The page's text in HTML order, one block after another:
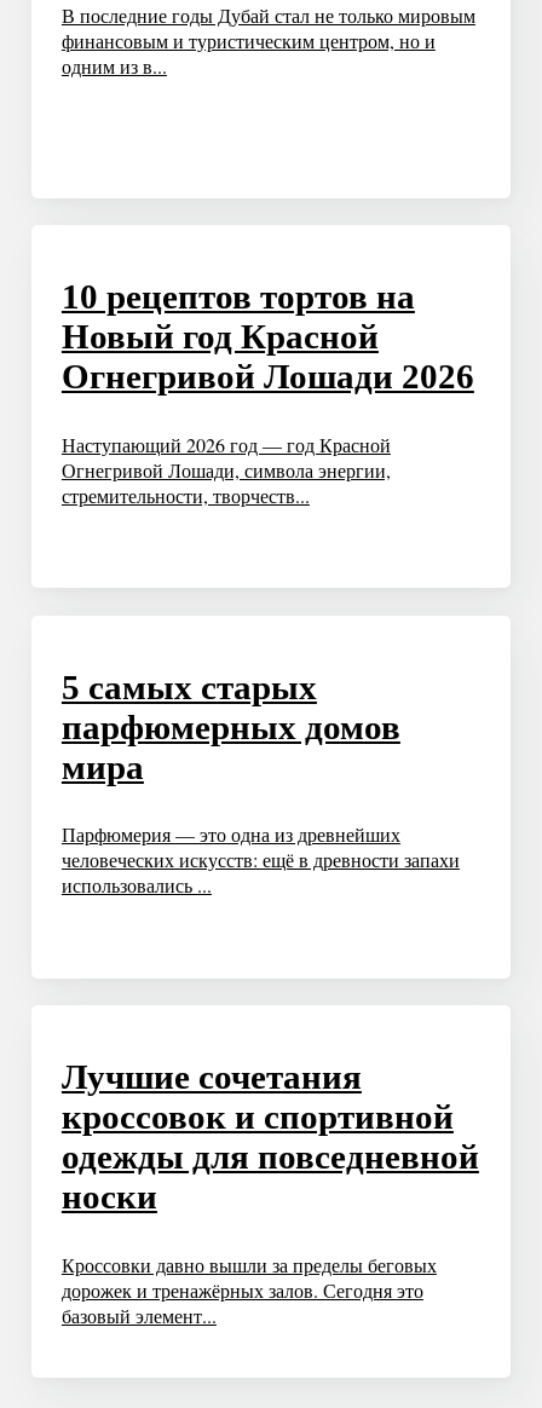
В последние годы Дубай стал не только мировым
финансовым и туристическим центром, но и
одним из в...
10 рецептов тортов на
Новый год Красной
Огнегривой Лошади 2026
Наступающий 2026 год — год Красной
Огнегривой Лошади, символа энергии,
стремительности, творчеств...
5 самых старых
парфюмерных домов
мира
Парфюмерия — это одна из древнейших
человеческих искусств: ещё в древности запахи
использовались ...
Лучшие сочетания
кроссовок и спортивной
одежды для повседневной
носки
Кроссовки давно вышли за пределы беговых
дорожек и тренажёрных залов. Сегодня это
базовый элемент...